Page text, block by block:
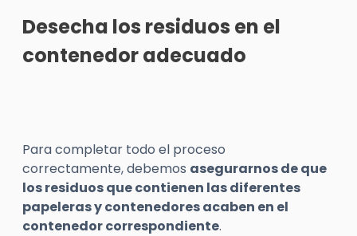
Desecha los residuos en el
contenedor adecuado
Para completar todo el proceso
correctamente, debemos asegurarnos de que
los residuos que contienen las diferentes
papeleras y contenedores acaben en el
contenedor correspondiente.